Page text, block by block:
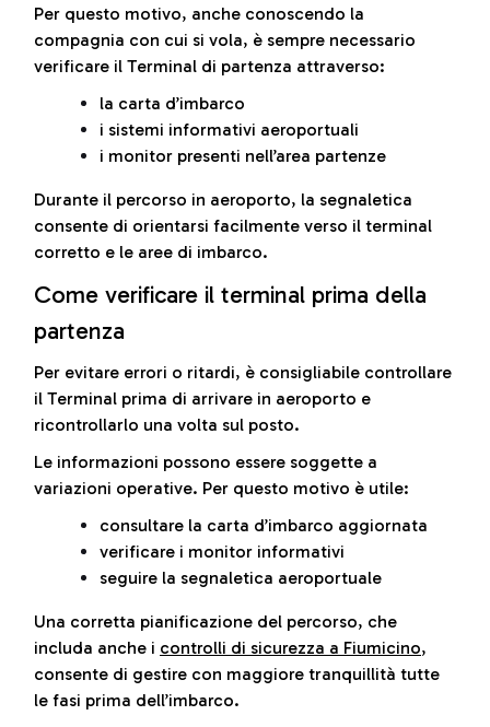
Per questo motivo, anche conoscendo la
compagnia con cui si vola, è sempre necessario
verificare il Terminal di partenza attraverso:
la carta d’imbarco
i sistemi informativi aeroportuali
i monitor presenti nell’area partenze
Durante il percorso in aeroporto, la segnaletica
consente di orientarsi facilmente verso il terminal
corretto e le aree di imbarco.
Come verificare il terminal prima della
partenza
Per evitare errori o ritardi, è consigliabile controllare
il Terminal prima di arrivare in aeroporto e
ricontrollarlo una volta sul posto.
Le informazioni possono essere soggette a
variazioni operative. Per questo motivo è utile:
consultare la carta d’imbarco aggiornata
verificare i monitor informativi
seguire la segnaletica aeroportuale
Una corretta pianificazione del percorso, che
includa anche i controlli di sicurezza a Fiumicino,
consente di gestire con maggiore tranquillità tutte
le fasi prima dell’imbarco.